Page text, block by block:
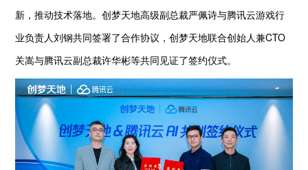
新，推动技术落地。创梦天地高级副总裁严佩诗与腾讯云游戏行
业负责人刘钢共同签署了合作协议，创梦天地联合创始人兼CTO
关嵩与腾讯云副总裁许华彬等共同见证了签约仪式。